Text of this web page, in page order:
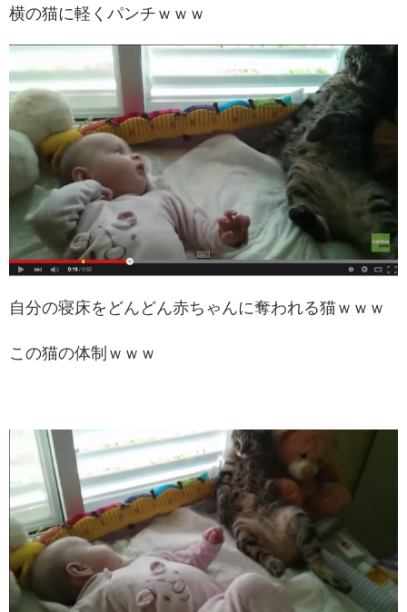
横の猫に軽くパンチｗｗｗ
自分の寝床をどんどん赤ちゃんに奪われる猫ｗｗｗ
この猫の体制ｗｗｗ